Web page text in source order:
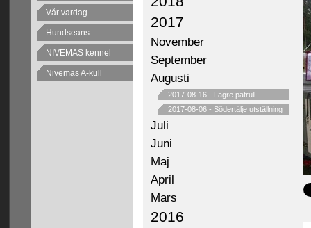
Vår vardag
Hundseans
NIVEMAS kennel
Nivemas A-kull
2017
November
September
Augusti
2017-08-16 - Lägre patrull
2017-08-06 - Södertälje utställning
Juli
Juni
Maj
April
Mars
2016